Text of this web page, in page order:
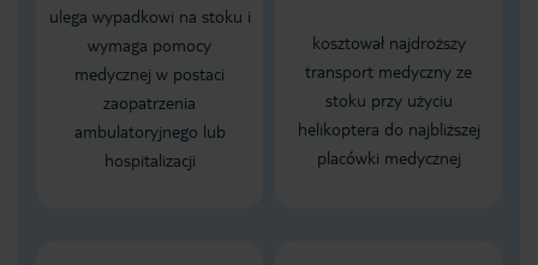
ulega wypadkowi na stoku i
wymaga pomocy
medycznej w postaci
zaopatrzenia
ambulatoryjnego lub
hospitalizacji
kosztował najdroższy
transport medyczny ze
stoku przy użyciu
helikoptera do najbliższej
placówki medycznej